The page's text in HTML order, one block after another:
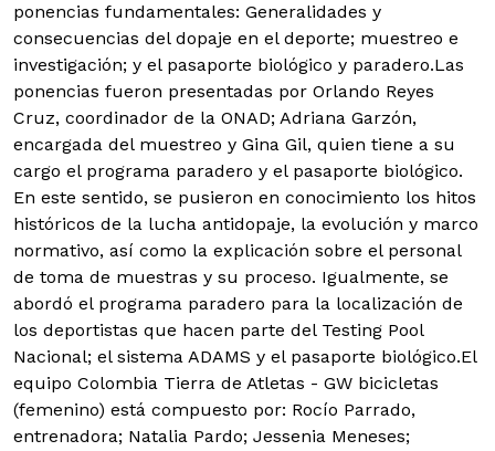
ponencias fundamentales: Generalidades y
consecuencias del dopaje en el deporte; muestreo e
investigación; y el pasaporte biológico y paradero.Las
ponencias fueron presentadas por Orlando Reyes
Cruz, coordinador de la ONAD; Adriana Garzón,
encargada del muestreo y Gina Gil, quien tiene a su
cargo el programa paradero y el pasaporte biológico.
En este sentido, se pusieron en conocimiento los hitos
históricos de la lucha antidopaje, la evolución y marco
normativo, así como la explicación sobre el personal
de toma de muestras y su proceso. Igualmente, se
abordó el programa paradero para la localización de
los deportistas que hacen parte del Testing Pool
Nacional; el sistema ADAMS y el pasaporte biológico.El
equipo Colombia Tierra de Atletas - GW bicicletas
(femenino) está compuesto por: Rocío Parrado,
entrenadora; Natalia Pardo; Jessenia Meneses;